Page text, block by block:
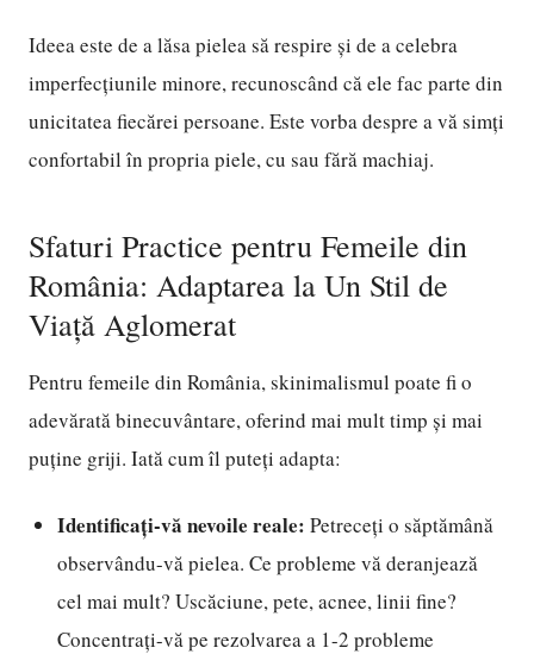
Ideea este de a lăsa pielea să respire și de a celebra
imperfecțiunile minore, recunoscând că ele fac parte din
unicitatea fiecărei persoane. Este vorba despre a vă simți
confortabil în propria piele, cu sau fără machiaj.
Sfaturi Practice pentru Femeile din
România: Adaptarea la Un Stil de
Viață Aglomerat
Pentru femeile din România, skinimalismul poate fi o
adevărată binecuvântare, oferind mai mult timp și mai
puține griji. Iată cum îl puteți adapta:
Identificați-vă nevoile reale: Petreceți o săptămână
observându-vă pielea. Ce probleme vă deranjează
cel mai mult? Uscăciune, pete, acnee, linii fine?
Concentrați-vă pe rezolvarea a 1-2 probleme